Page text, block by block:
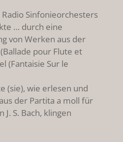
Sinfonieorchesters
… durch eine
von Werken aus der
pour Flute et
(Fantaisie Sur le
(sie), wie erlesen und
der Partita a moll für
S. Bach, klingen